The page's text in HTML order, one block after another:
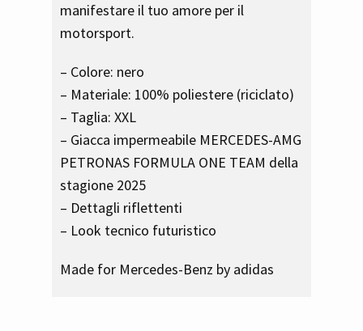
manifestare il tuo amore per il
motorsport.
– Colore: nero
– Materiale: 100% poliestere (riciclato)
– Taglia: XXL
– Giacca impermeabile MERCEDES-AMG
PETRONAS FORMULA ONE TEAM della
stagione 2025
– Dettagli riflettenti
– Look tecnico futuristico
Made for Mercedes-Benz by adidas